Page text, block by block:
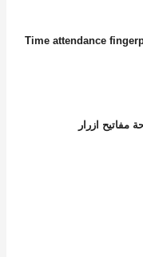
Time attendance
مفاتيح ازرار